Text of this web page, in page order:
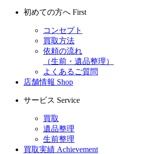
初めての方へ First
コンセプト
買取方法
依頼の流れ
（生前・遺品整理）
よくあるご質問
店舗情報 Shop
サービス Service
買取
遺品整理
生前整理
買取実績 Achievement